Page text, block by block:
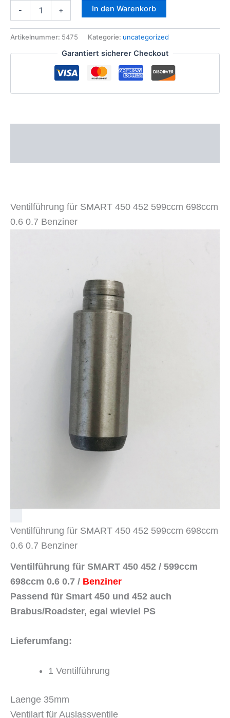
-
450
599ccm
Benziner
+ In den Warenkorb
Artikelnummer: 5475 Kategorie: uncategorized
Garantiert sicherer Checkout
Ventilführung für SMART 450 452 599ccm 698ccm
0.6 0.7 Benziner
Ventilführung für SMART 450 452 599ccm 698ccm
0.6 0.7 Benziner
Ventilführung für SMART 450 452 / 599ccm
698ccm 0.6 0.7 / Benziner
Passend für Smart 450 und 452 auch
Brabus/Roadster, egal wieviel PS
Lieferumfang:
1 Ventilführung
Laenge 35mm
Ventilart für Auslassventile